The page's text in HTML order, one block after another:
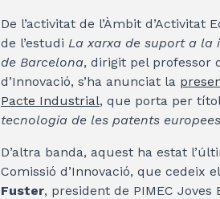
De l’activitat de l’Àmbit d’Activitat
de l’estudi La xarxa de suport a la
de Barcelona, dirigit pel professor
d’Innovació, s’ha anunciat la
Pacte Industrial, que porta per
tecnologia de les patents europees
D’altra banda, aquest ha estat
Comissió d’Innovació, que cedeix
Fuster, president de PIMEC